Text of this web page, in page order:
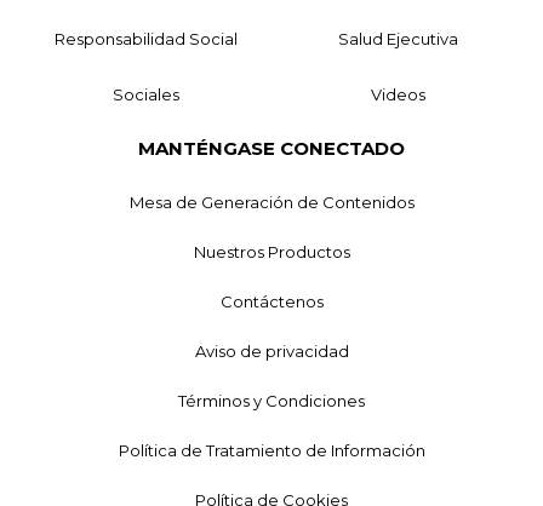
Responsabilidad Social Salud Ejecutiva
Sociales Videos
MANTÉNGASE CONECTADO
Mesa de Generación de Contenidos
Nuestros Productos
Contáctenos
Aviso de privacidad
Términos y Condiciones
Política de Tratamiento de Información
Política de Cookies